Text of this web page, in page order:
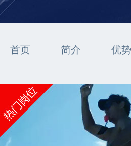
首页 简介 优势